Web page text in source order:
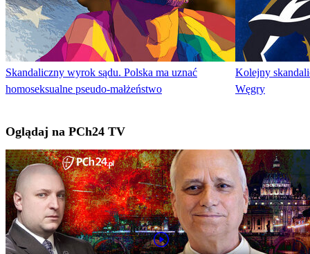
Skandaliczny wyrok sądu. Polska ma uznać
homoseksualne pseudo-małżeństwo
Kolejny
Węgry
Oglądaj na PCh24 TV